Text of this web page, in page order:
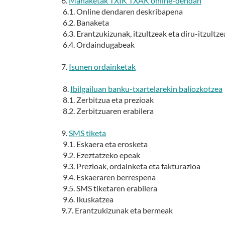
6.1. Online dendaren deskribapena
6.2. Banaketa
6.3. Erantzukizunak, itzultzeak eta diru-
6.4. Ordaindugabeak
7. Isunen ordainketak
8. Ibilgailuan banku-txartelarekin baliozkotzea
8.1. Zerbitzua eta prezioak
8.2. Zerbitzuaren erabilera
9.SMS tiketa
9.1. Eskaera eta erosketa
9.2. Ezeztatzeko epeak
9.3. Prezioak, ordainketa eta fakturazioa
9.4. Eskaeraren berrespena
9.5. SMS tiketaren erabilera
9.6. Ikuskatzea
9.7. Erantzukizunak eta bermeak